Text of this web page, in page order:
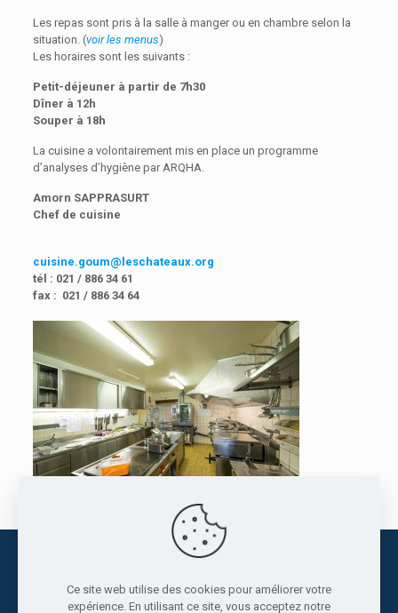
Les repas sont pris à la salle à manger ou en chambre selon la
situation. (voir les menus)
Les horaires sont les suivants :
Petit-déjeuner à partir de 7h30
Dîner à 12h
Souper à 18h
La cuisine a volontairement mis en place un programme
d’analyses d’hygiène par ARQHA.
Amorn SAPPRASURT
Chef de cuisine
cuisine.goum@leschateaux.org
tél : 021 / 886 34 61
fax : 021 / 886 34 64
info@leschateaux.org
Ce site web utilise des cookies pour améliorer votre
expérience. En utilisant ce site, vous acceptez notre